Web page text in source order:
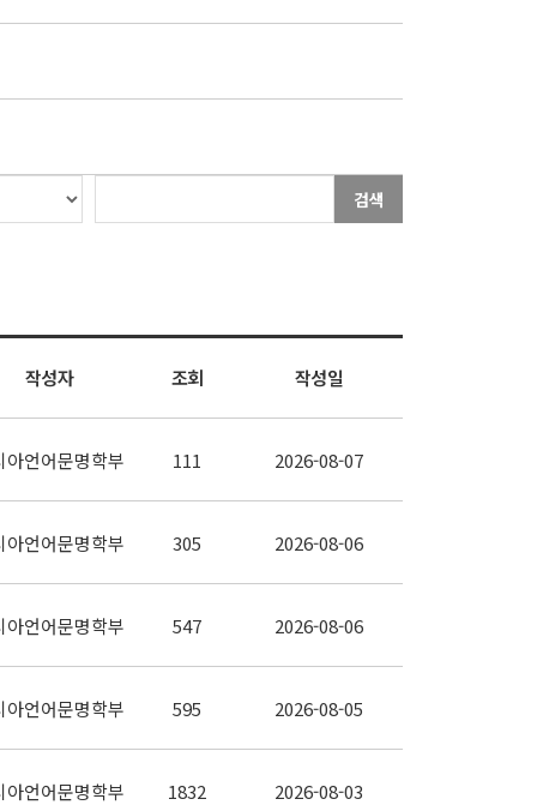
검색
작성자 조회 작성일
아언어문명학부 111 2026-08-07
아언어문명학부 305 2026-08-06
아언어문명학부 547 2026-08-06
아언어문명학부 595 2026-08-05
아언어문명학부 1832 2026-08-03